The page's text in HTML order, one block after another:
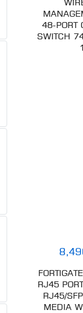
48-PORT
SWITCH
RJ45
RJ45/
MEDIA